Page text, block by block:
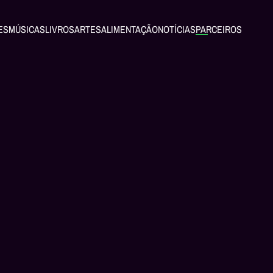
MÚSICASLIVROSARTESALIMENTAÇÃONOTÍCIASPARCEIROS